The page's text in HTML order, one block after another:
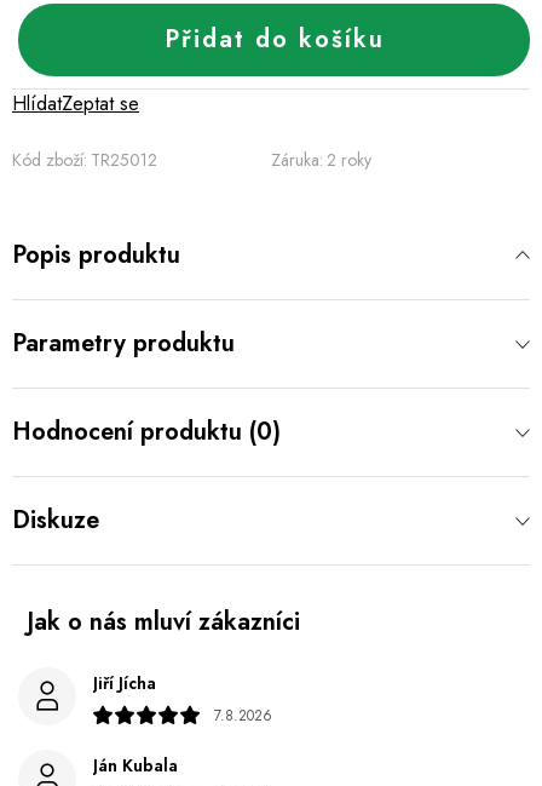
Přidat do košíku
Kód zboží: TR25012 Záruka: 2 roky
Zeptat se
Hlídat
Popis produktu
Parametry produktu
Hodnocení produktu (0)
Diskuze
Jiří Jícha
7.8.2026
Ján Kubala